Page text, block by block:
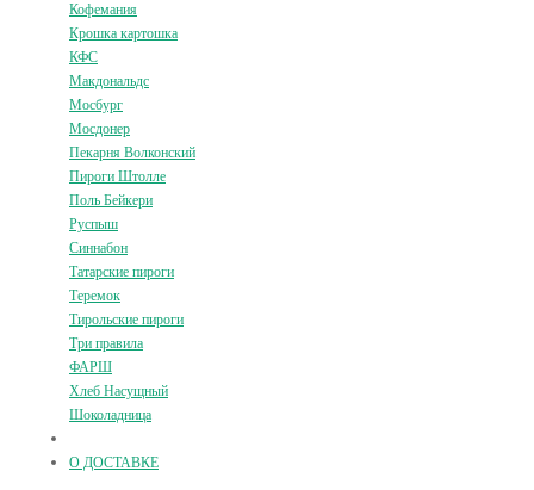
Кофемания
Крошка картошка
КФС
Макдональдс
Мосбург
Мосдонер
Пекарня Волконский
Пироги Штолле
Поль Бейкери
Руспыш
Синнабон
Татарские пироги
Теремок
Тирольские пироги
Три правила
ФАРШ
Хлеб Насущный
Шоколадница
О ДОСТАВКЕ